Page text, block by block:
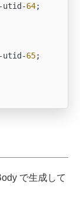
utid-64;
utid-65;
で生成して